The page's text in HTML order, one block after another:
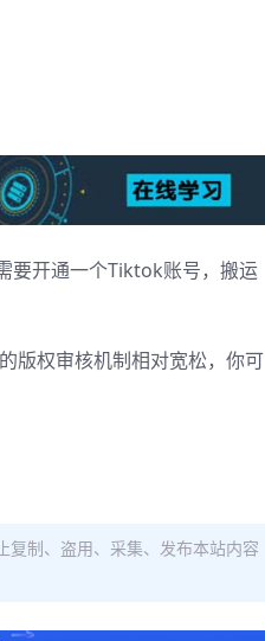
要开通一个Tiktok账号，搬运
版权审核机制相对宽松，你可
复制、盗用、采集、发布本站内容